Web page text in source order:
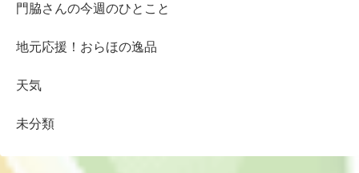
門脇さんの今週のひとこと
地元応援！おらほの逸品
天気
未分類